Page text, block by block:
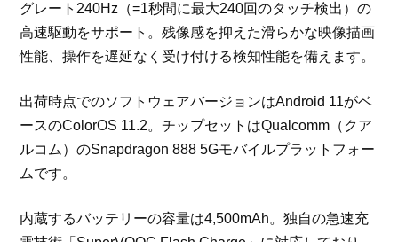
グレート240Hz（=1秒間に最大240回のタッチ検出）の
高速駆動をサポート。残像感を抑えた滑らかな映像描画
性能、操作を遅延なく受け付ける検知性能を備えます。
出荷時点でのソフトウェアバージョンはAndroid 11がベ
ースのColorOS 11.2。チップセットはQualcomm（クア
ルコム）のSnapdragon 888 5Gモバイルプラットフォー
ムです。
内蔵するバッテリーの容量は4,500mAh。独自の急速充